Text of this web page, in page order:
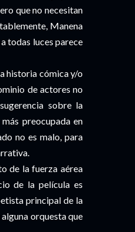
que no necesitan
Manena
todas luces parece
historia cómica y/o
de actores no
sobre la
preocupada en
no es malo, para
de la fuerza aérea
de la película es
principal de la
orquesta que